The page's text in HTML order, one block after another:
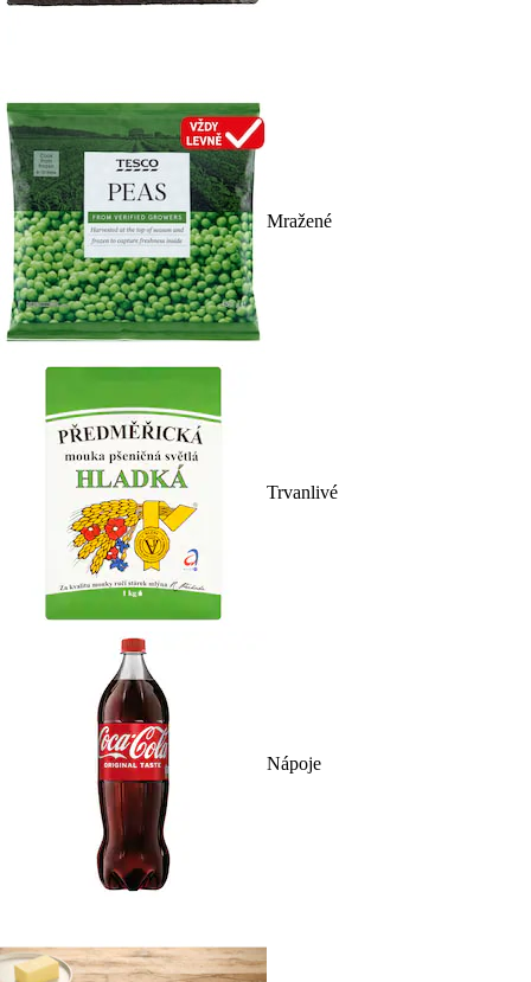
Mražené
Trvanlivé
Nápoje